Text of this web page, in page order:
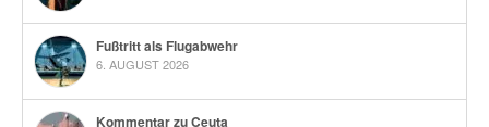
Fußtritt als Flugabwehr
6. AUGUST 2026
Kommentar zu Ceuta